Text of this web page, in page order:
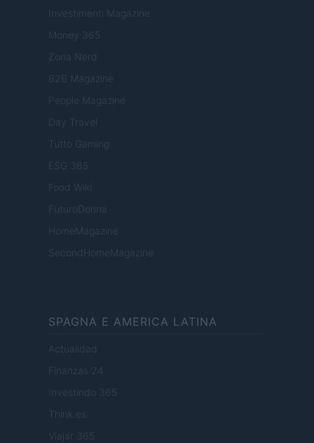
Investimenti Magazine
Money 365
Zona Nerd
B2B Magazine
People Magazine
Day Travel
Tutto Gaming
ESG 365
Food Wiki
FuturoDonna
HomeMagazine
SecondHomeMagazine
SPAGNA E AMERICA LATINA
Actualidad
Finanzas 24
Investindo 365
Think.es
Viajar 365